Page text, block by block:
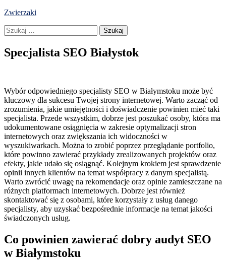
Skip
content
Zwierzaki
Szukaj:
Specjalista SEO Białystok
Wybór odpowiedniego specjalisty SEO w Białymstoku może być
kluczowy dla sukcesu Twojej strony internetowej. Warto zacząć od
zrozumienia, jakie umiejętności i doświadczenie powinien mieć taki
specjalista. Przede wszystkim, dobrze jest poszukać osoby, która ma
udokumentowane osiągnięcia w zakresie optymalizacji stron
internetowych oraz zwiększania ich widoczności w
wyszukiwarkach. Można to zrobić poprzez przeglądanie portfolio,
które powinno zawierać przykłady zrealizowanych projektów oraz
efekty, jakie udało się osiągnąć. Kolejnym krokiem jest sprawdzenie
opinii innych klientów na temat współpracy z danym specjalistą.
Warto zwrócić uwagę na rekomendacje oraz opinie zamieszczane na
różnych platformach internetowych. Dobrze jest również
skontaktować się z osobami, które korzystały z usług danego
specjalisty, aby uzyskać bezpośrednie informacje na temat jakości
świadczonych usług.
Co powinien zawierać dobry audyt SEO
w Białymstoku